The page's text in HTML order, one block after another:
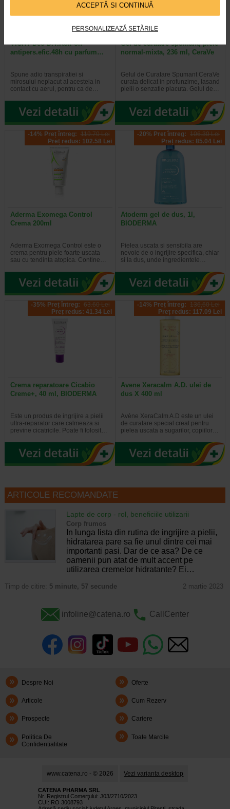
ACCEPTĂ SI CONTINUĂ
PERSONALIZEAZĂ SETĂRILE
VICHY-Deo D.T.Roll-on
antipers.efic.48h cu parfum…
Spune adio transpiratiei si
mirosului neplacut al acesteia in
contact cu aerul, pentru ca de…
Gel de curatare spumant, piele
normal-mixta, 236 ml, CeraVe
Gelul de Curatare Spumant CeraVe
curata delicat in profunzime, lasand
pielii o senzatie placuta. Gelul de…
-14% Preț întreg: 119.70 Lei
Preț redus: 102.58 Lei
Aderma Exomega Control
Crema 200ml
Aderma Exomega Control este o
crema pentru piele foarte uscata
sau cu tendinta atopica. Contine…
-20% Preț întreg: 106.30 Lei
Preț redus: 85.04 Lei
Atoderm gel de dus, 1l,
BIODERMA
Pielea uscata si sensibila are
nevoie de o ingrijire specifica, chiar
si la dus, unde ingredientele…
-35% Preț întreg: 63.60 Lei
Preț redus: 41.34 Lei
Crema reparatoare Cicabio
Creme+, 40 ml, BIODERMA
Este un produs de ingrijire a pielii
ultra-reparator care calmeaza si
previne cicatricile. Poate fi folosit…
-14% Preț întreg: 136,60 Lei
Preț redus: 117.09 Lei
Avene Xeracalm A.D. ulei de
dus X 400 ml
Avène XeraCalm A.D este un ulei
de curatare special creat pentru
pielea uscata a sugarilor, copiilor…
ARTICOLE RECOMANDATE
Lapte de corp - rol, beneficiile utilizarii
Corp frumos
In lunga lista din rutina de ingrijire a pielii,
hidratarea pare sa fie unul dintre cei mai
importanti pasi. Dar de ce asa? De ce
oamenii pun atat de mult accent pe
utilizarea cremelor hidratante? Ei…
Timp de citire: 5 minute, 57 secunde 2 martie 2023
infoline@catena.ro CallCenter
Despre Noi Oferte
Articole Cum Rezerv
Prospecte Cariere
Politica De
Confidentialitate
Toate Marcile
www.catena.ro - © 2026 Vezi varianta desktop
CATENA PHARMA SRL
Nr. Registrul Comerţului: J03/2710/2023
CUI: RO 3008793